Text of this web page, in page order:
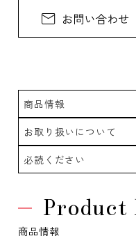
商品情報
お取り扱いについて
必読ください
商品情報